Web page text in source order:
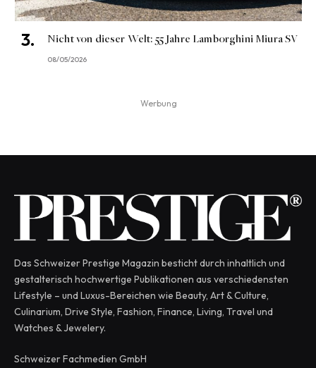
Nicht von dieser Welt: 55 Jahre Lamborghini Miura SV
08/05/2026
Werbung
Das Schweizer Prestige Magazin besticht durch inhaltlich und
gestalterisch hochwertige Publikationen aus verschiedensten
Lifestyle – und Luxus-Bereichen wie Beauty, Art & Culture,
Culinarium, Drive Style, Fashion, Finance, Living, Travel und
Watches & Jewelery.
Schweizer Fachmedien GmbH